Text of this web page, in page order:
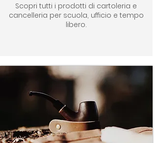
Scopri tutti i prodotti di cartoleria e
cancelleria per scuola, ufficio e tempo
libero.